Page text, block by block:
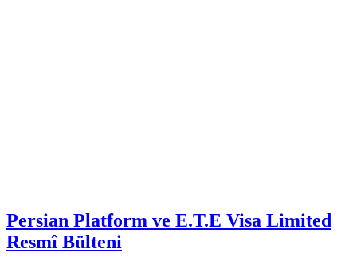
Persian Platform ve E.T.E Visa Limited
Resmî Bülteni